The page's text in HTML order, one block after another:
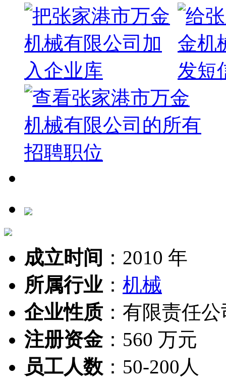
成立时间 ： 2010 年
所属行业： 机械
企业性质： 有限责任公
注册资金： 560 万元
员工人数 ： 50-200人